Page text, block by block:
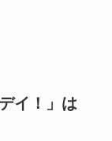
イ！」は